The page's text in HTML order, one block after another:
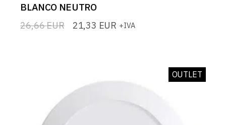
BLANCO NEUTRO
26,66EUR
El 21,33 EUR
El +IVA
OUTLET